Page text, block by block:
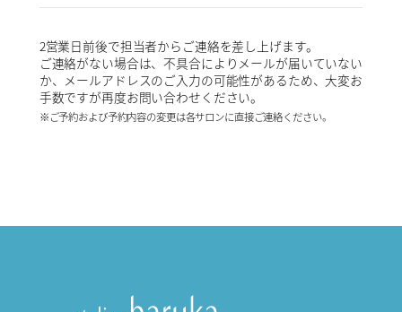
2営業日前後で担当者からご連絡を差し上げます。
ご連絡がない場合は、不具合によりメールが届いていない
か、メールアドレスのご入力の可能性があるため、大変お
手数ですが再度お問い合わせください。
※ご予約および予約内容の変更は各サロンに直接ご連絡ください。